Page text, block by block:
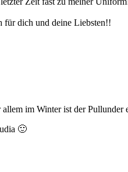
für dich und deine Liebsten!!
im Winter ist der
🙂